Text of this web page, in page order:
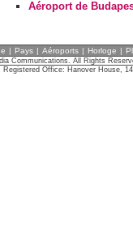
Aéroport de
| Pays | Aéroports | Horloge |
Communications. All Rights
Registered Office: Hanover House,